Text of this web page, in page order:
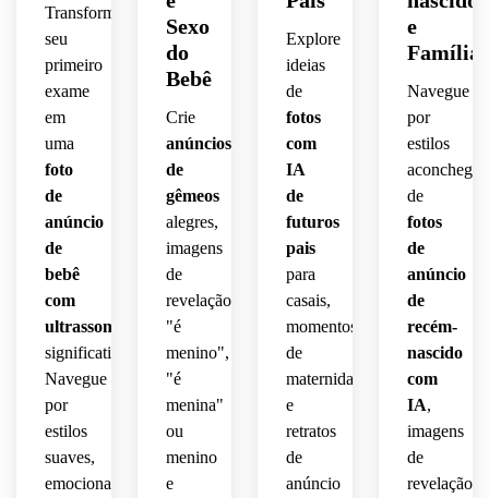
Transforme
seu
primeiro
exame
em
uma
foto
de
anúncio
de
bebê
com
ultrassom
significativa.
Navegue
por
estilos
suaves,
emocionantes
Sexo
do
Bebê
Crie
anúncios
de
gêmeos
alegres,
imagens
de
revelação
"é
menino",
"é
menina"
ou
menino
e
Explore
ideias
de
fotos
com
IA
de
futuros
pais
para
casais,
momentos
de
maternidade
e
retratos
de
anúncio
e
Família
Navegue
por
estilos
de
fotos
de
anúncio
de
recém-
nascido
com
IA,
imagens
de
revelação